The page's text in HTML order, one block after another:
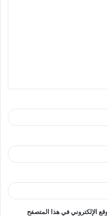
الإلكتروني في هذا المتصفح